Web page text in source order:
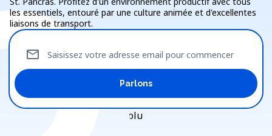
les essentiels, entouré par une culture animée et d'excellentes
liaisons de transport.
Saisissez votre adresse email pour commencer
mail
Parlons